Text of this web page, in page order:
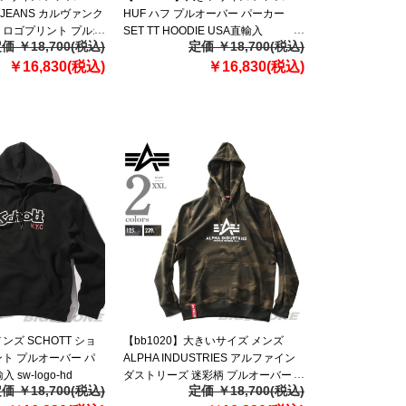
カルヴァンク
ゴプリント プルオ
USA直輸入
￥18,700(税込)
￥16,830(税込)
HUF ハフ プルオーバー パーカー
SET TT HOODIE USA直輸入
定価 ￥18,700(税込)
￥16,830(税込)
ズ SCHOTT ショ
プルオーバー パ
入 sw-logo-hd
￥18,700(税込)
【bb1020】大きいサイズ メンズ
ALPHA INDUSTRIES アルファイン
ダストリーズ 迷彩柄 プルオーバー
パーカー Basic hoody Camo USA直
定価 ￥18,700(税込)